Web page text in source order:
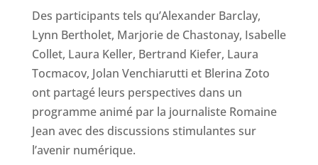
Des participants tels qu’Alexander Barclay,
Lynn Bertholet, Marjorie de Chastonay, Isabelle
Collet, Laura Keller, Bertrand Kiefer, Laura
Tocmacov, Jolan Venchiarutti et Blerina Zoto
ont partagé leurs perspectives dans un
programme animé par la journaliste Romaine
Jean avec des discussions stimulantes sur
l’avenir numérique.